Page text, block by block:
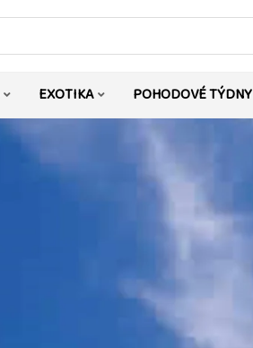
EXOTIKA POHODOVÉ TÝDNY